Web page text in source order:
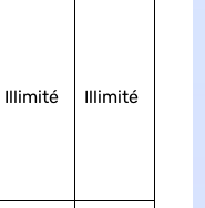
Illimité Illimité